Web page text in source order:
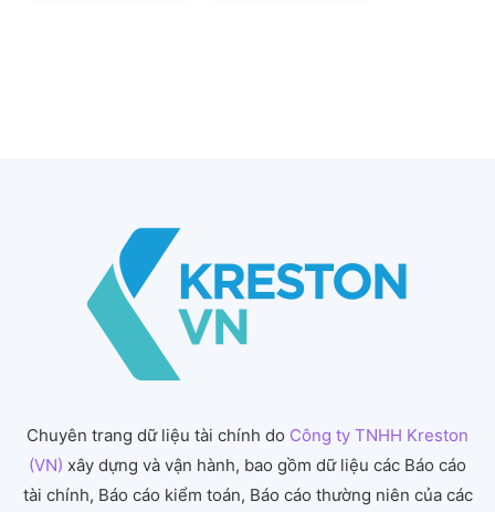
Chuyên trang dữ liệu tài chính do Công ty TNHH Kreston
(VN) xây dựng và vận hành, bao gồm dữ liệu các Báo cáo
tài chính, Báo cáo kiểm toán, Báo cáo thường niên của các